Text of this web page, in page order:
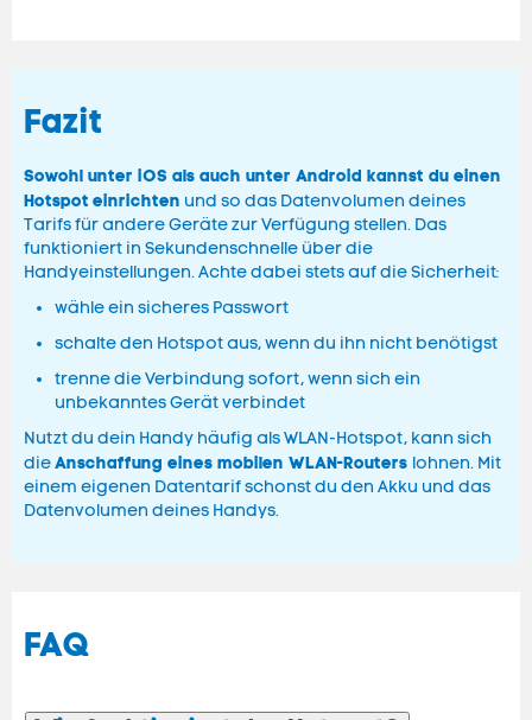
Fazit
Sowohl unter iOS als auch unter Android kannst du einen
Hotspot einrichten und so das Datenvolumen deines
Tarifs für andere Geräte zur Verfügung stellen. Das
funktioniert in Sekundenschnelle über die
Handyeinstellungen. Achte dabei stets auf die Sicherheit:
wähle ein sicheres Passwort
schalte den Hotspot aus, wenn du ihn nicht benötigst
trenne die Verbindung sofort, wenn sich ein
unbekanntes Gerät verbindet
Nutzt du dein Handy häufig als WLAN-Hotspot, kann sich
dieAnschaffung eines mobilen WLAN-Routers lohnen. Mit
einem eigenen Datentarif schonst du den Akku und das
Datenvolumen deines Handys.
FAQ